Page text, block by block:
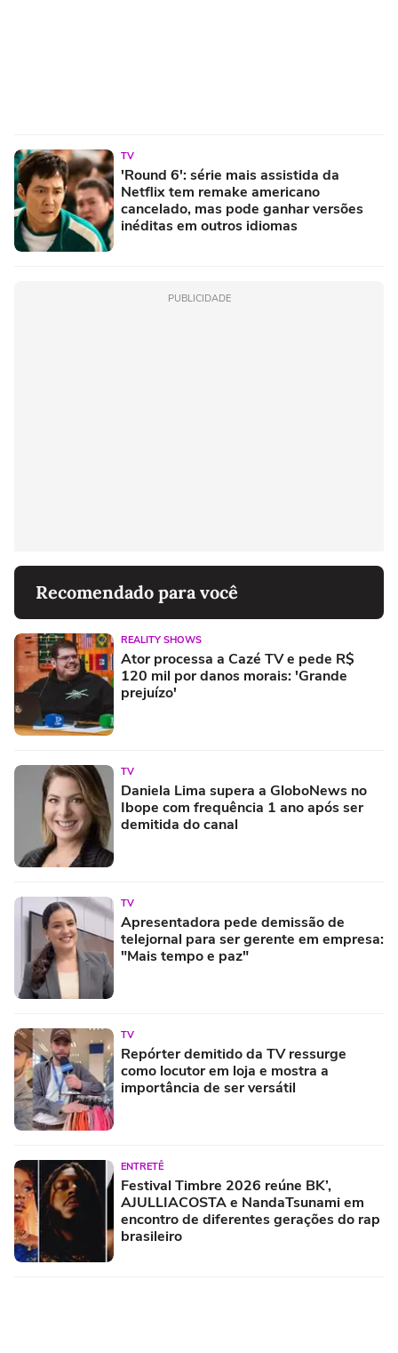
TV
'Round 6': série mais assistida da
Netflix tem remake americano
cancelado, mas pode ganhar versões
inéditas em outros idiomas
PUBLICIDADE
Recomendado para você
REALITY SHOWS
Ator processa a Cazé TV e pede R$
120 mil por danos morais: 'Grande
prejuízo'
TV
Daniela Lima supera a GloboNews no
Ibope com frequência 1 ano após ser
demitida do canal
TV
Apresentadora pede demissão de
telejornal para ser gerente em empresa:
"Mais tempo e paz"
TV
Repórter demitido da TV ressurge
como locutor em loja e mostra a
importância de ser versátil
ENTRETÊ
Festival Timbre 2026 reúne BK’,
AJULLIACOSTA e NandaTsunami em
encontro de diferentes gerações do rap
brasileiro